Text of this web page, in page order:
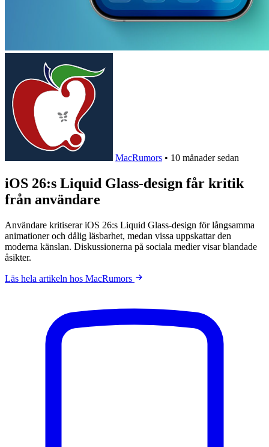
MacRumors • 10 månader sedan
iOS 26:s Liquid Glass-design får kritik
från användare
Användare kritiserar iOS 26:s Liquid Glass-design för långsamma
animationer och dålig läsbarhet, medan vissa uppskattar den
moderna känslan. Diskussionerna på sociala medier visar blandade
åsikter.
Läs hela artikeln hos MacRumors